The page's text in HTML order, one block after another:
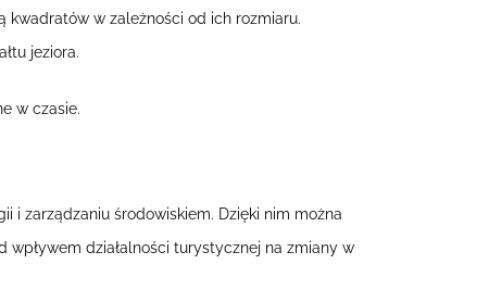
kwadratów w zależności od ich rozmiaru.
jeziora.
w czasie.
i zarządzaniu środowiskiem. Dzięki nim można
wpływem działalności turystycznej na zmiany w